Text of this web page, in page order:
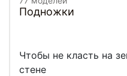
Подножки
Чтобы не класть на
стене